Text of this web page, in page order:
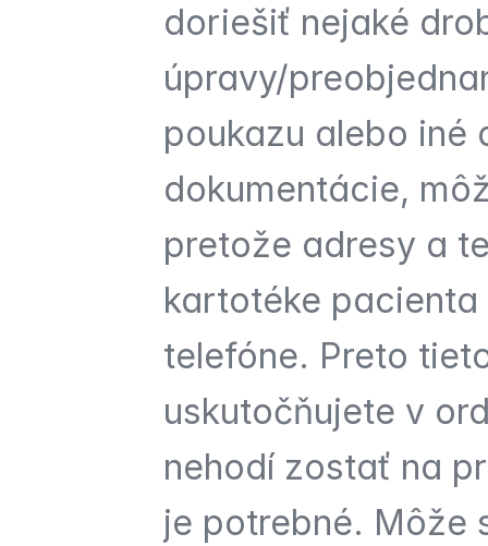
doriešiť nejaké
úpravy/
poukazu alebo iné
dokumentácie,
pretože adresy a
kartotéke
telefóne. Preto
uskutočňujete v
nehodí zostať na
je potrebné. Môže